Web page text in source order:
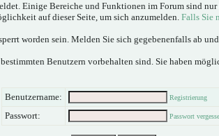
Einige Bereiche und Funktionen im Forum sind
auf dieser Seite, um sich anzumelden. Falls Sie
worden sein. Melden Sie sich gegebenenfalls ab
Benutzern vorbehalten sind. Sie haben
Benutzername: Registrierung
Passwort: Passwort